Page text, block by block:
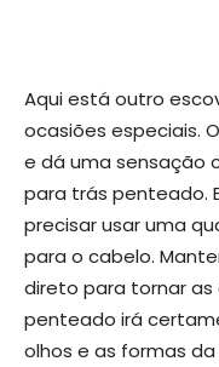
Aqui está outro
ocasiões especiais.
e dá uma sensação
para trás penteado.
precisar usar uma
para o cabelo.
direto para tornar as
penteado irá
olhos e as formas